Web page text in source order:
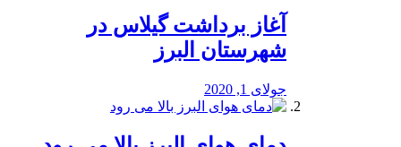
آغاز برداشت گیلاس در
شهرستان البرز
جولای 1, 2020